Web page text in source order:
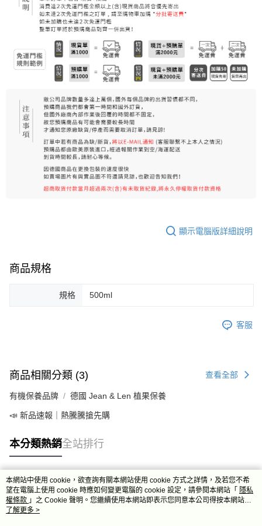
顯示電腦版詳細說明
商品規格
規格 500ml
客服
商品相關分類 (3) 查看全部
有機保養品牌 德國 Jean & Len 植果保養
📣 新品速報｜熱騰騰搶先購
本分類熱銷全站排行
熱門標籤
本網站中使用 cookie，欲查詢有關本網站使用 cookie 方式之詳情，及若您不希
望在電腦上使用 cookie 時應如何變更電腦的 cookie 設定，請參閱本網站「 隱私
權條款 」之 Cookie 聲明。您繼續使用本網站即表示您同意本公司得按本網站使
用條款之 Cookie 聲明使用 cookie。
了解更多 >